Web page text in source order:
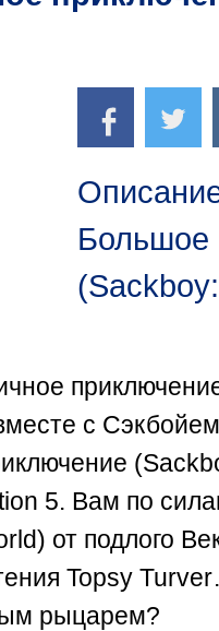
Большое
с
5. Вам по
от подлого
Topsy
рыцарем?